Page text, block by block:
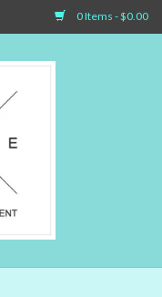
0 Items - $0.00